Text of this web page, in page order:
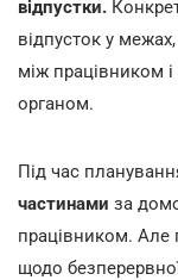
відпустки.
відпусток у
між працівником
органом.
Під час
частинами за
працівником. Але
щодо